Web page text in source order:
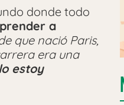
donde todo
a
que nació Paris,
era una
estoy